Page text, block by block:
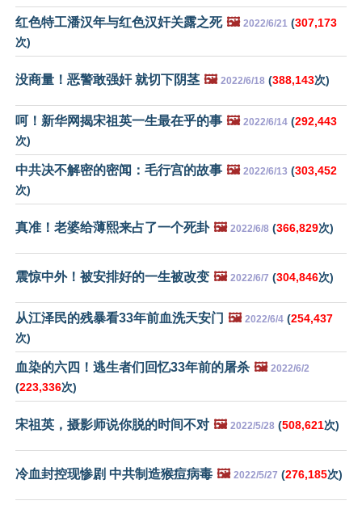
红色特工潘汉年与红色汉奸关露之死 🖼️ 2022/6/21 (307,173
次)
没商量！恶警敢强奸 就切下阴茎 🖼️ 2022/6/18 (388,143次)
呵！新华网揭宋祖英一生最在乎的事 🖼️ 2022/6/14 (292,443
次)
中共决不解密的密闻：毛行宫的故事 🖼️ 2022/6/13 (303,452
次)
真准！老婆给薄熙来占了一个死卦 🖼️ 2022/6/8 (366,829次)
震惊中外！被安排好的一生被改变 🖼️ 2022/6/7 (304,846次)
从江泽民的残暴看33年前血洗天安门 🖼️ 2022/6/4 (254,437
次)
血染的六四！逃生者们回忆33年前的屠杀 🖼️ 2022/6/2
(223,336次)
宋祖英，摄影师说你脱的时间不对 🖼️ 2022/5/28 (508,621次)
冷血封控现惨剧 中共制造猴痘病毒 🖼️ 2022/5/27 (276,185次)